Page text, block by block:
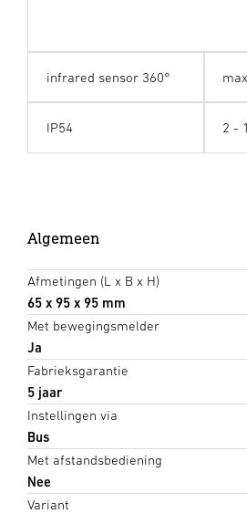
infrared sensor 360°
IP54 2 -
Algemeen
Afmetingen (L x B x H)
65 x 95 x 95 mm
Met bewegingsmelder
Ja
Fabrieksgarantie
5 jaar
Instellingen via
Bus
Met afstandsbediening
Nee
Variant